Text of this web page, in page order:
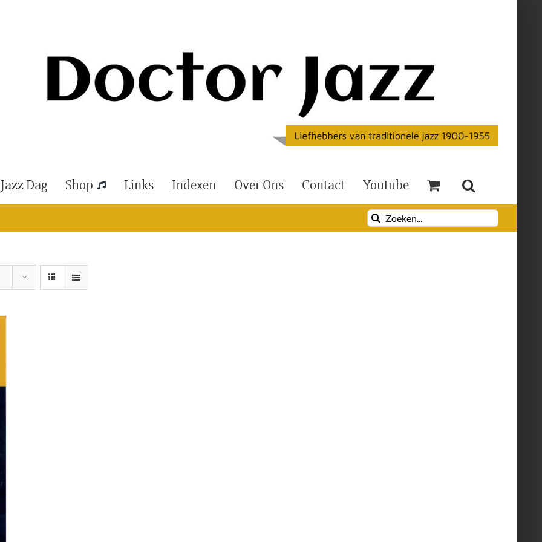
Dag Shop Links Indexen Over Ons Contact Youtube
Zoeken
naar: